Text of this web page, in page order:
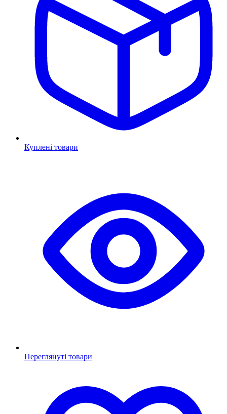
Куплені товари
Переглянуті товари